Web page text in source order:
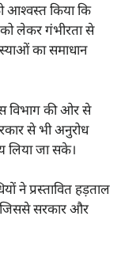
आश्वस्त किया कि
लेकर गंभीरता से
का समाधान
विभाग की ओर से
से भी अनुरोध
लिया जा सके।
ने प्रस्तावित हड़ताल
सरकार और